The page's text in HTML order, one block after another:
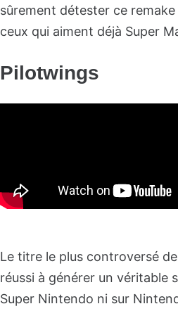
sûrement détester ce
ceux qui aiment déjà Super
Pilotwings
Le titre le plus controversé de
réussi à générer un véritable
Super Nintendo ni sur